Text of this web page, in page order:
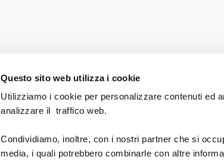
Questo sito web utilizza i cookie
Utilizziamo i cookie per personalizzare contenuti ed
analizzare il traffico web.
Condividiamo, inoltre, con i nostri partner che si
media, i quali potrebbero combinarle con altre